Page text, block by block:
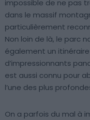
impossible de ne pas
dans le massif
particulièrement
Non loin de là, le parc
également un
d’impressionnants
est aussi connu pour
l’une des plus
On a parfois du mal à